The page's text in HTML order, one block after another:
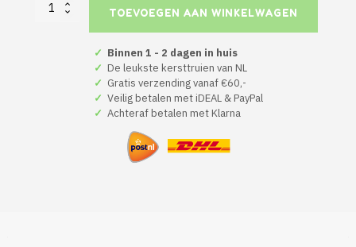
Kerst
TOEVOEGEN AAN WINKELWAGEN
✓ Binnen 1 - 2 dagen in huis
✓ De leukste kersttruien van NL
✓ Gratis verzending vanaf €60,-
✓ Veilig betalen met iDEAL & PayPal
✓ Achteraf betalen met Klarna